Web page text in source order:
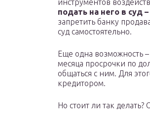
инструментов
подать на него в суд
запретить банку
суд самостоятельно.
Еще одна возможность
месяца просрочки по
общаться с ним. Для
кредитором.
Но стоит ли так делать?